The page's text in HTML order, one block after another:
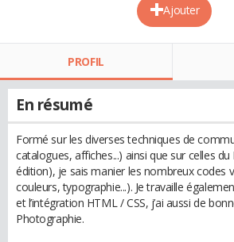
Ajouter
PROFIL
En résumé
Formé sur les diverses techniques de
catalogues, affiches...) ainsi que sur celles
édition), je sais manier les nombreux codes
couleurs, typographie...). Je travaille
et l’intégration HTML / CSS, j’ai aussi de
Photographie.